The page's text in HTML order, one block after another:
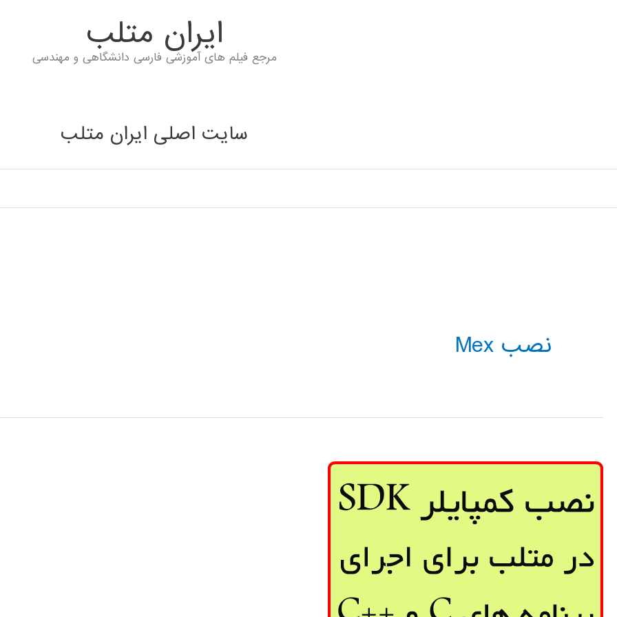
ايران متلب
مرجع فیلم های آموزشی فارسی دانشگاهی و مهندسی
سایت اصلی ایران متلب
نصب Mex